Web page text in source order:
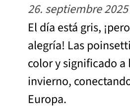
26. septiembre 2025
El día está gris,
alegría! Las
color y significado a
invierno,
Europa.